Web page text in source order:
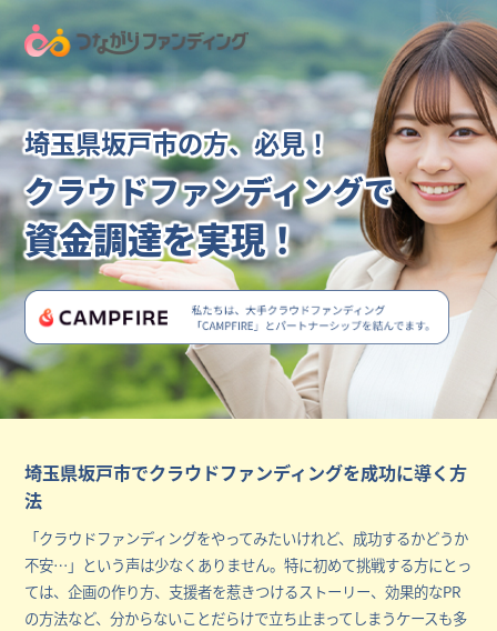
埼玉県坂戸市の方、必見！
クラウドファンディングで
資金調達を実現！
埼玉県坂戸市でクラウドファンディングを成功に導く方
法
「クラウドファンディングをやってみたいけれど、成功するかどうか
不安…」という声は少なくありません。特に初めて挑戦する方にとっ
ては、企画の作り方、支援者を惹きつけるストーリー、効果的なPR
の方法など、分からないことだらけで立ち止まってしまうケースも多